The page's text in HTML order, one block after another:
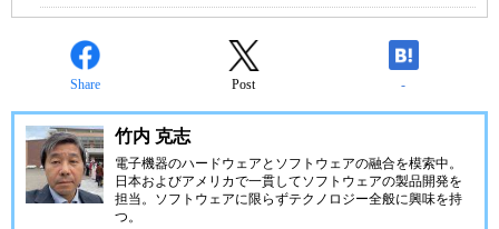
Share Post -
竹内 克志
電子機器のハードウェアとソフトウェアの融合を模索中。
日本およびアメリカで一貫してソフトウェアの製品開発を
担当。ソフトウェアに限らずテクノロジー全般に興味を持
つ。